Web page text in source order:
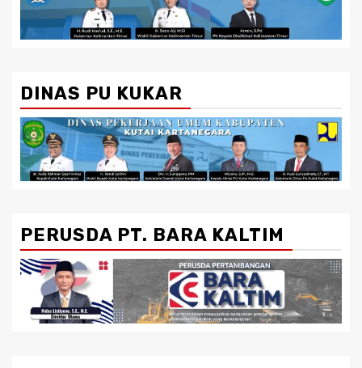
DINAS PU KUKAR
PERUSDA PT. BARA KALTIM